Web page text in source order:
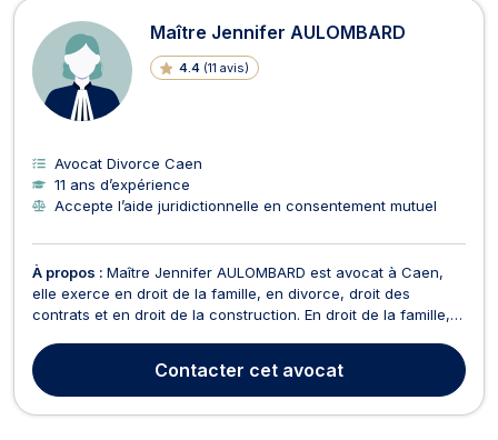
Maître Jennifer AULOMBARD
4.4 (11 avis)
Avocat Divorce Caen
11 ans d’expérience
Accepte l’aide juridictionnelle en consentement mutuel
À propos : Maître Jennifer AULOMBARD est avocat à Caen,
elle exerce en droit de la famille, en divorce, droit des
contrats et en droit de la construction. En droit de la famille,
pensions alimentaires, à la garde des enfants, à la
reconnaissance de paternité, aux liquidations de r...
Contacter cet avocat